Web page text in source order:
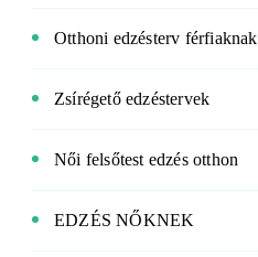
Otthoni edzésterv férfiaknak
Zsírégető edzéstervek
Női felsőtest edzés otthon
EDZÉS NŐKNEK